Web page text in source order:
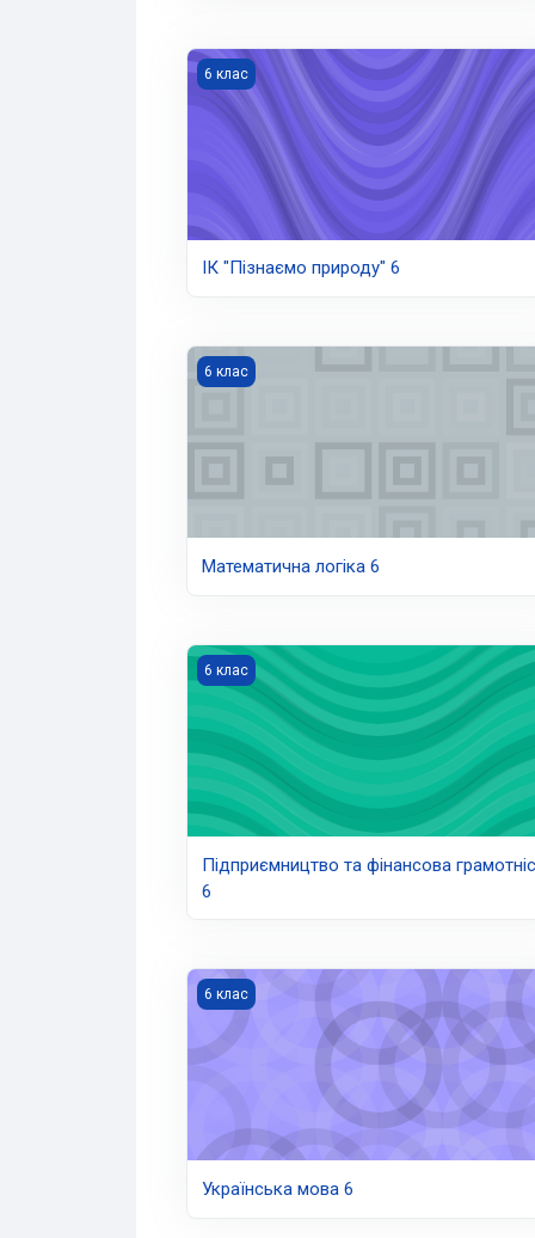
ІК "Пізнаємо природу" 6
6 клас
ІК "Пізнаємо природу" 6
Математична логіка 6
6 клас
Математична логіка 6
Підприємництво та фінансова
6 клас
Підприємництво та фінансова
6
Українська мова 6
6 клас
Українська мова 6